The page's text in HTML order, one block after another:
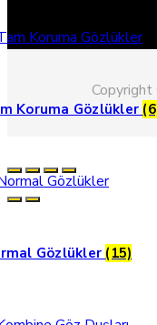
Koruma Gözlükler
Gözlükler (15)